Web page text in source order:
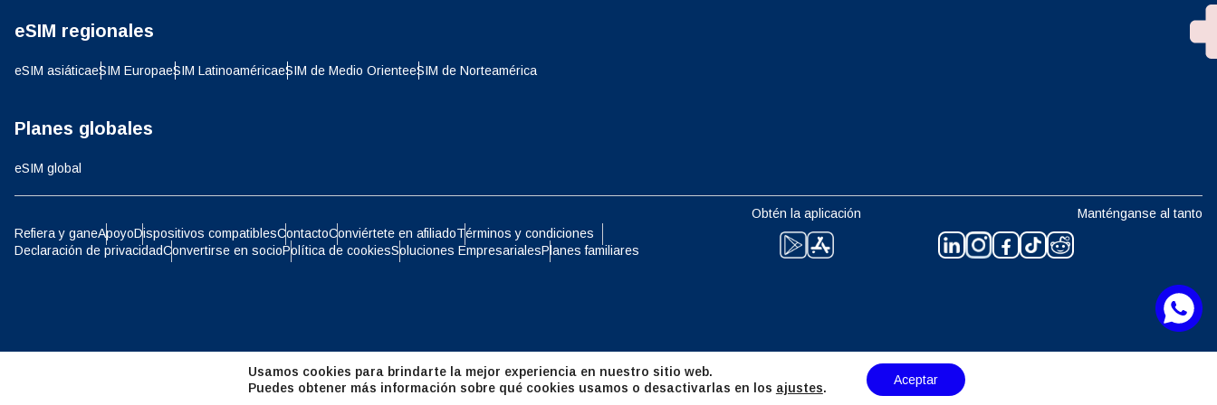
eSIM regionales
eSIM asiáticaeSIM EuropaeSIM LatinoaméricaeSIM de Medio OrienteeSIM de Norteamérica
Planes globales
eSIM global
Refiera y ganeApoyoDispositivos compatiblesContactoConviértete en afiliadoTérminos y condiciones
Declaración de privacidadConvertirse en socioPolítica de cookiesSoluciones EmpresarialesPlanes familiares
Obtén la aplicación Manténganse al tanto
Polski
简体中文 繁體中文
CAD - Dólar Canadiense GBP - Libra Esterlina
CHF - Franco Suizo NZD - Dólar De Nueva Zelanda
Usamos cookies para brindarte la mejor experiencia en nuestro sitio web.
Puedes obtener más información sobre qué cookies usamos o desactivarlas en los ajustes.
Aceptar